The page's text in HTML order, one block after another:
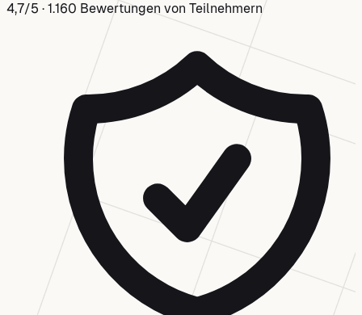
4,7/5 · 1.160 Bewertungen von Teilnehmern